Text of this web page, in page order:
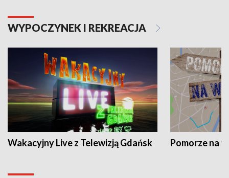
WYPOCZYNEK I REKREACJA
Wakacyjny Live z Telewizją Gdańsk Pomorze na